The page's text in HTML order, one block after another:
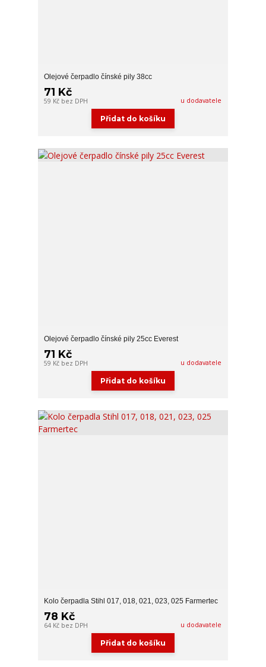
Olejové čerpadlo čínské pily 38cc
71 Kč
59 Kč bez DPH u dodavatele
Přidat do košíku
Olejové čerpadlo čínské pily 25cc Everest
71 Kč
59 Kč bez DPH u dodavatele
Přidat do košíku
Kolo čerpadla Stihl 017, 018, 021, 023, 025 Farmertec
78 Kč
64 Kč bez DPH u dodavatele
Přidat do košíku